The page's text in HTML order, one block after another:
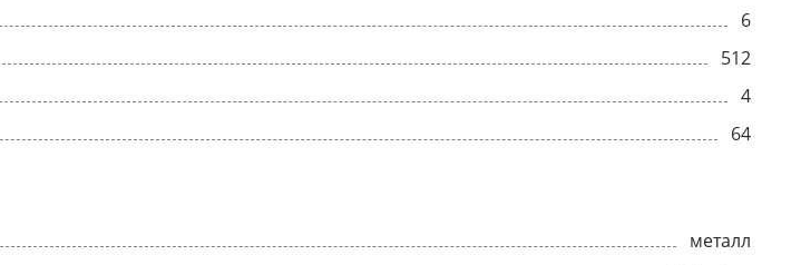
6
512
4
64
металл